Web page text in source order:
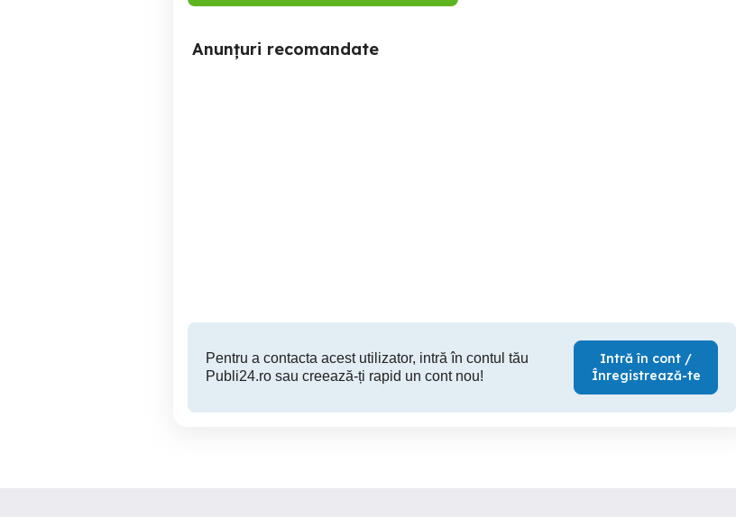
Anunțuri recomandate
Pentru a contacta acest utilizator, intră în contul tău
Publi24.ro sau creează-ți rapid un cont nou!
Intră în cont /
Înregistrează-te